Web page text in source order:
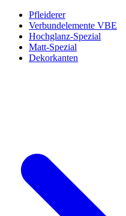
Pfleiderer
Verbundelemente VBE
Hochglanz-Spezial
Matt-Spezial
Dekorkanten